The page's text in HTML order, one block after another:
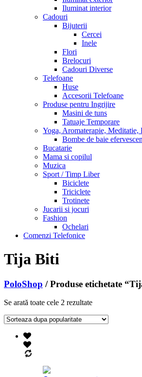
Iluminat interior
Cadouri
Bijuterii
Cercei
Inele
Flori
Brelocuri
Cadouri Diverse
Telefoane
Huse
Accesorii Telefoane
Produse pentru Ingrijire
Masini de tuns
Tatuaje Temporare
Yoga, Aromaterapie, Meditatie,
Bombe de baie
Bucatarie
Mama si copilul
Muzica
Sport / Timp Liber
Biciclete
Triciclete
Trotinete
Jucarii si jocuri
Fashion
Ochelari
Comenzi Telefonice
Tija Biti
PoloShop / Produse etichetate
Se arată toate cele 2 rezultate